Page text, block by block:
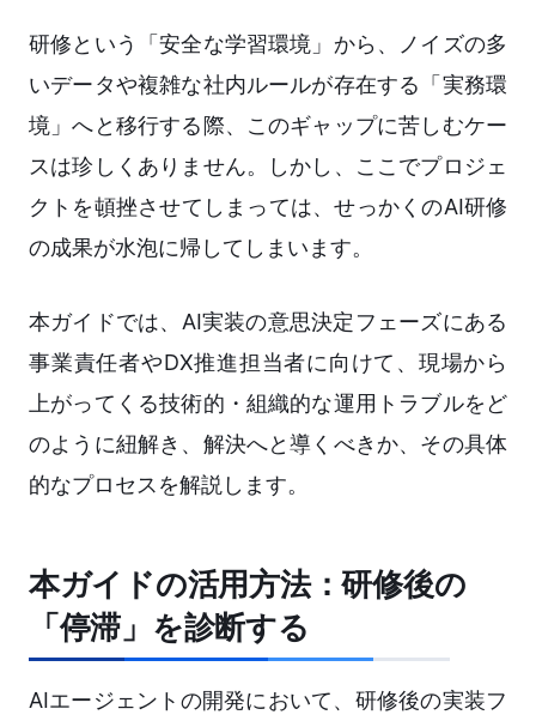
研修という「安全な学習環境」から、ノイズの多
いデータや複雑な社内ルールが存在する「実務環
境」へと移行する際、このギャップに苦しむケー
スは珍しくありません。しかし、ここでプロジェ
クトを頓挫させてしまっては、せっかくのAI研修
の成果が水泡に帰してしまいます。
本ガイドでは、AI実装の意思決定フェーズにある
事業責任者やDX推進担当者に向けて、現場から
上がってくる技術的・組織的な運用トラブルをど
のように紐解き、解決へと導くべきか、その具体
的なプロセスを解説します。
本ガイドの活用方法：研修後の
「停滞」を診断する
AIエージェントの開発において、研修後の実装フ